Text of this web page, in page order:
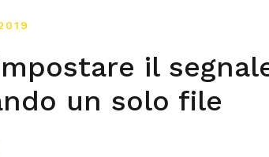
il
un solo file